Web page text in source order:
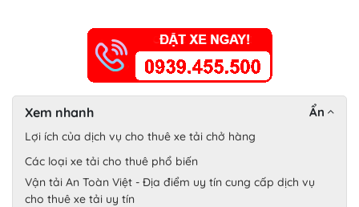
Xem nhanh Ẩn
Lợi ích của dịch vụ cho thuê xe tải chở hàng
Các loại xe tải cho thuê phổ biến
Vận tải An Toàn Việt - Địa điểm uy tín cung cấp dịch vụ
cho thuê xe tải uy tín